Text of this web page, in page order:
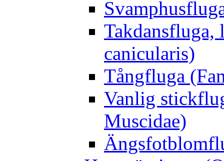
Takdansfluga,
canicularis)
Tångfluga
Vanlig
Muscidae)